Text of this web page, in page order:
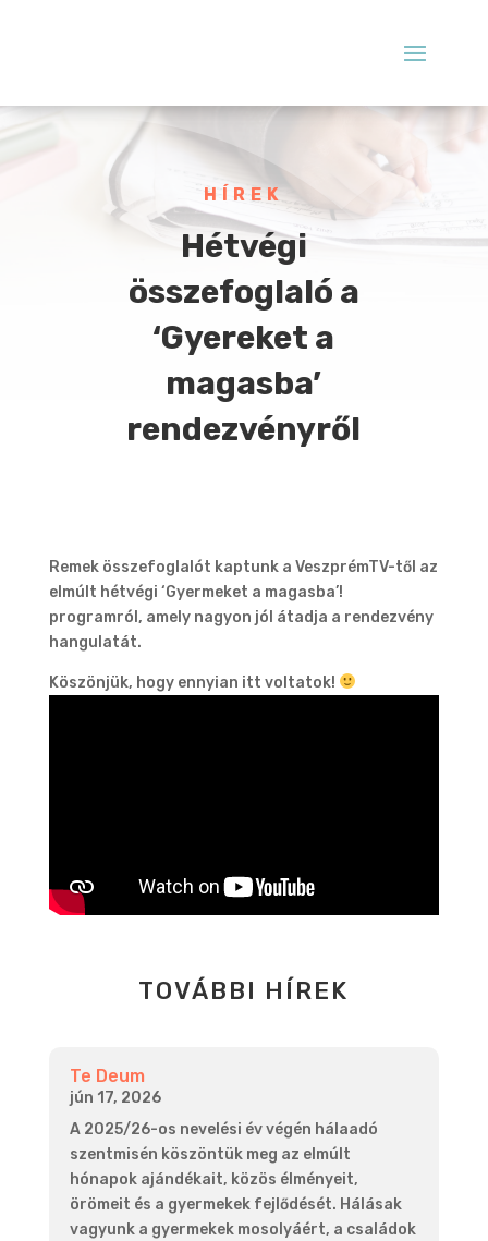
HÍREK
Hétvégi
összefoglaló a
‘Gyereket a
magasba’
rendezvényről
Remek összefoglalót kaptunk a VeszprémTV-től az
elmúlt hétvégi ‘Gyermeket a magasba’!
programról, amely nagyon jól átadja a rendezvény
hangulatát.
Köszönjük, hogy ennyian itt voltatok!
TOVÁBBI HÍREK
Te Deum
jún 17, 2026
A 2025/26-os nevelési év végén hálaadó
szentmisén köszöntük meg az elmúlt
hónapok ajándékait, közös élményeit,
örömeit és a gyermekek fejlődését. Hálásak
vagyunk a gyermekek mosolyáért, a családok